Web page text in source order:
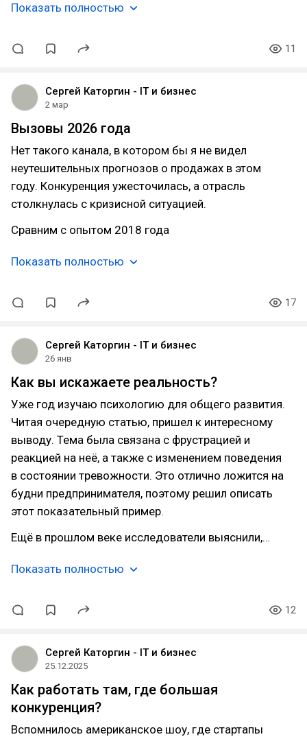
Показать полностью
11
Сергей Каторгин - IT и бизнес
2 мар
Вызовы 2026 года
Нет такого канала, в котором бы я не видел
неутешительных прогнозов о продажах в этом
году. Конкуренция ужесточилась, а отрасль
столкнулась с кризисной ситуацией.
Сравним с опытом 2018 года
Показать полностью
17
Сергей Каторгин - IT и бизнес
26 янв
Как вы искажаете реальность?
Уже год изучаю психологию для общего развития.
Читая очередную статью, пришел к интересному
выводу. Тема была связана с фрустрацией и
реакцией на неё, а также с изменением поведения
в состоянии тревожности. Это отлично ложится на
будни предпринимателя, поэтому решил описать
этот показательный пример.
Ещё в прошлом веке исследователи выяснили,…
Показать полностью
12
Сергей Каторгин - IT и бизнес
25.12.2025
Как работать там, где большая
конкуренция?
Вспомнилось американское шоу, где стартапы